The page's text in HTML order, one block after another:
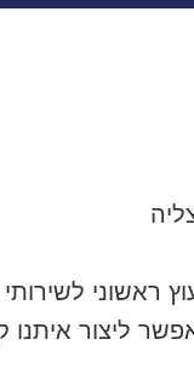
ראשוני
ליצור איתנו